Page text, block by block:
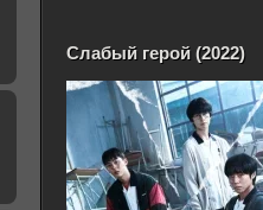
Слабый герой (2022)